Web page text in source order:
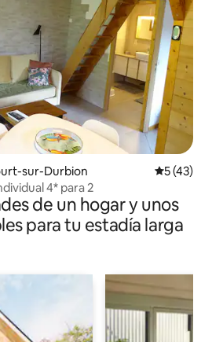
sur-Durbion
5 (43)
4* para 2
de un hogar y unos
para tu estadía larga